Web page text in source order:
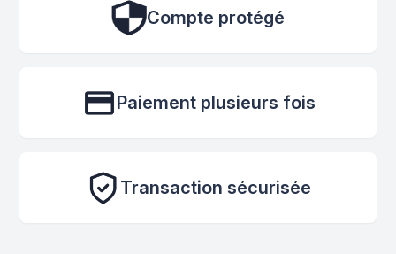
Compte protégé
Paiement plusieurs fois
Transaction sécurisée